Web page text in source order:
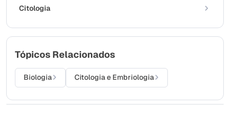
Citologia
Tópicos Relacionados
Biologia Citologia e Embriologia